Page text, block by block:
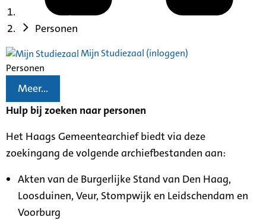
Personen
Mijn Studiezaal (inloggen)
Personen
Meer...
Hulp bij zoeken naar personen
Het Haags Gemeentearchief biedt via deze
zoekingang de volgende archiefbestanden aan:
Akten van de Burgerlijke Stand van Den Haag,
Loosduinen, Veur, Stompwijk en Leidschendam en
Voorburg